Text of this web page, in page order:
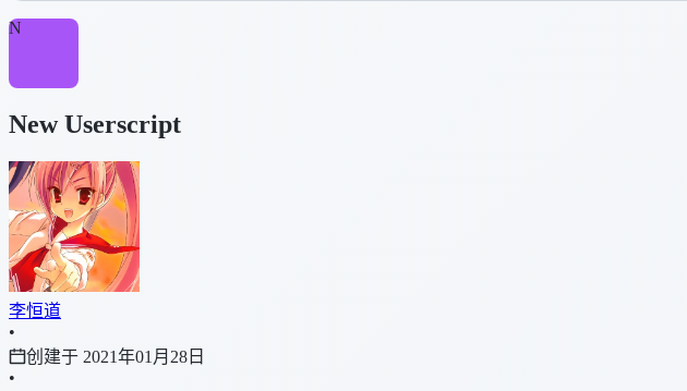
N
New Userscript
李恒道
•
创建于 2021年01月28日
•